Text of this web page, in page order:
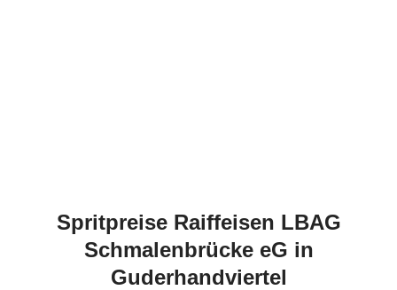
Spritpreise Raiffeisen LBAG
Schmalenbrücke eG in
Guderhandviertel